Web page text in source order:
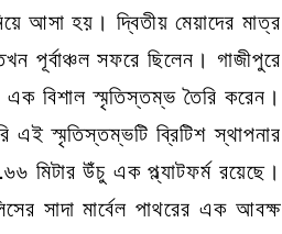
আসা হয়। দ্বিতীয় মেয়াদের মাত্র
পূর্বাঞ্চল সফরে ছিলেন। গাজীপুরে
এক বিশাল স্মৃতিস্তম্ভ তৈরি করেন।
স্মৃতিস্তম্ভটি ব্রিটিশ স্থাপনার
মিটার উঁচু এক প্ল্যাটফর্ম রয়েছে।
সাদা মার্বেল পাথরের এক আবক্ষ